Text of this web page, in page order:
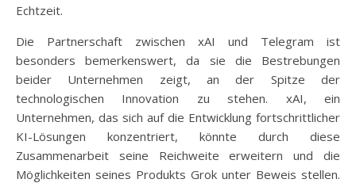
Echtzeit.
Die Partnerschaft zwischen xAI und Telegram ist
besonders bemerkenswert, da sie die Bestrebungen
beider Unternehmen zeigt, an der Spitze der
technologischen Innovation zu stehen. xAI, ein
Unternehmen, das sich auf die Entwicklung fortschrittlicher
KI-Lösungen konzentriert, könnte durch diese
Zusammenarbeit seine Reichweite erweitern und die
Möglichkeiten seines Produkts Grok unter Beweis stellen.